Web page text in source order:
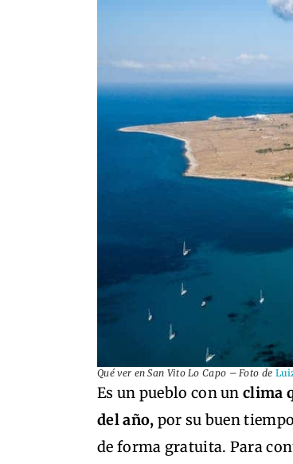
Qué ver en San Vito Lo Capo – Foto de
Es un pueblo con un clima
del año, por su buen
de forma gratuita. Para